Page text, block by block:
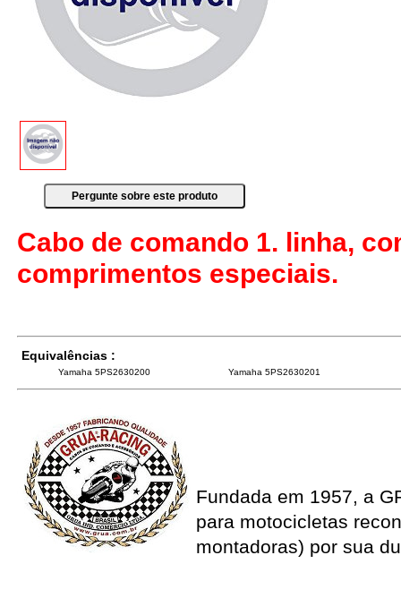
Cabo de comando 1. linha,
comprimentos especiais.
Equivalências :
Yamaha 5PS2630200 Yamaha 5PS2630201
Fundada em 1957, a
para motocicletas
montadoras) por sua